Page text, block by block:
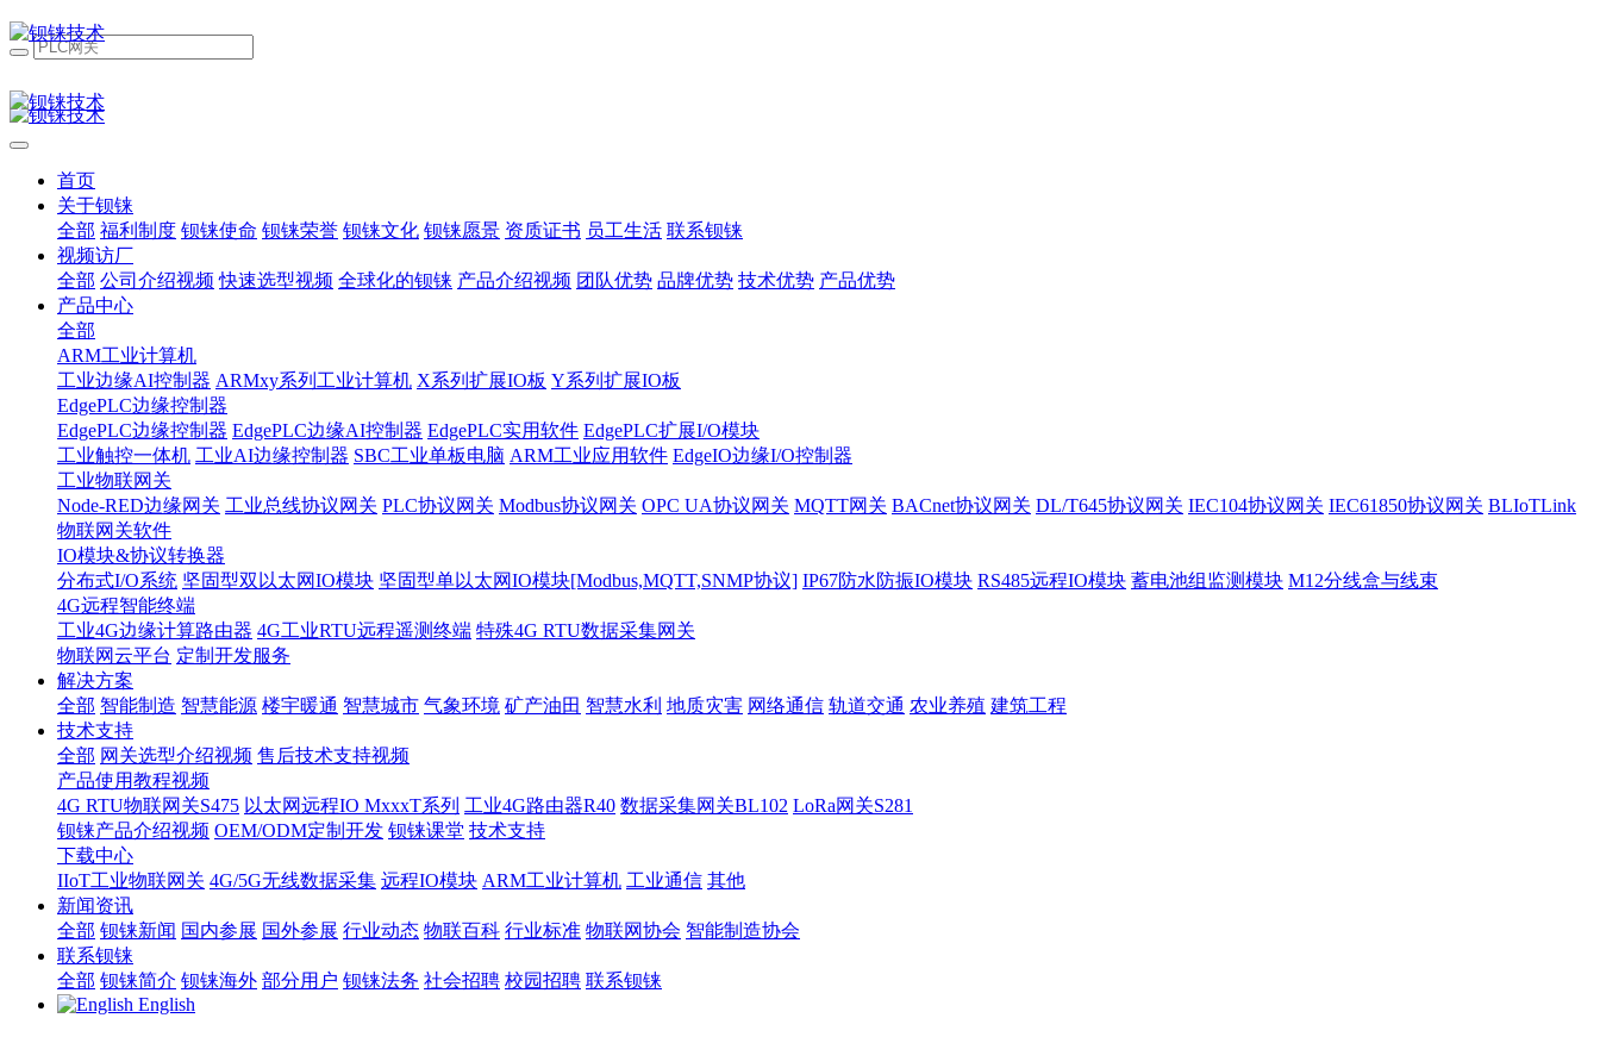
首页
关于钡铼
全部 福利制度 钡铼使命 钡铼荣誉 钡铼文化 钡铼愿景 资质证书 员工生活 联系钡铼
视频访厂
全部 公司介绍视频 快速选型视频 全球化的钡铼 产品介绍视频 团队优势 品牌优势 技术优势 产品优势
产品中心
全部
ARM工业计算机
工业边缘AI控制器 ARMxy系列工业计算机 X系列扩展IO板 Y系列扩展IO板
EdgePLC边缘控制器
EdgePLC边缘控制器 EdgePLC边缘AI控制器 EdgePLC实用软件 EdgePLC扩展I/O模块
工业触控一体机 工业AI边缘控制器 SBC工业单板电脑 ARM工业应用软件 EdgeIO边缘I/O控制器
工业物联网关
Node-RED边缘网关 工业总线协议网关 PLC协议网关 Modbus协议网关 OPC UA协议网关 MQTT网关 BACnet协议网关 DL/T645协议网关 IEC104协议网关 IEC61850协议网关 BLIoTLink
物联网关软件
IO模块&协议转换器
分布式I/O系统 坚固型双以太网IO模块 坚固型单以太网IO模块[Modbus,MQTT,SNMP协议] IP67防水防振IO模块 RS485远程IO模块 蓄电池组监测模块 M12分线盒与线束
4G远程智能终端
工业4G边缘计算路由器 4G工业RTU远程遥测终端 特殊4G RTU数据采集网关
物联网云平台 定制开发服务
解决方案
全部 智能制造 智慧能源 楼宇暖通 智慧城市 气象环境 矿产油田 智慧水利 地质灾害 网络通信 轨道交通 农业养殖 建筑工程
技术支持
全部 网关选型介绍视频 售后技术支持视频
产品使用教程视频
4G RTU物联网关S475 以太网远程IO MxxxT系列 工业4G路由器R40 数据采集网关BL102 LoRa网关S281
钡铼产品介绍视频 OEM/ODM定制开发 钡铼课堂 技术支持
下载中心
IIoT工业物联网关 4G/5G无线数据采集 远程IO模块 ARM工业计算机 工业通信 其他
新闻资讯
全部 钡铼新闻 国内参展 国外参展 行业动态 物联百科 行业标准 物联网协会 智能制造协会
联系钡铼
全部 钡铼简介 钡铼海外 部分用户 钡铼法务 社会招聘 校园招聘 联系钡铼
English